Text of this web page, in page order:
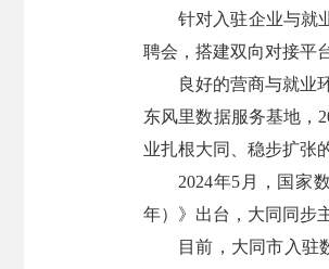
针对入驻企业与就
聘会，搭建双向对接平
良好的营商与就业
东风里数据服务基地，
业扎根大同、稳步扩张
2024年5月，国家
年）》出台，大同同步
目前，大同市入驻